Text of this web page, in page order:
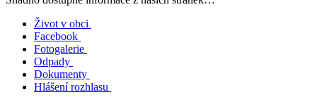
Život v obci
Facebook
Fotogalerie
Odpady
Dokumenty
Hlášení rozhlasu